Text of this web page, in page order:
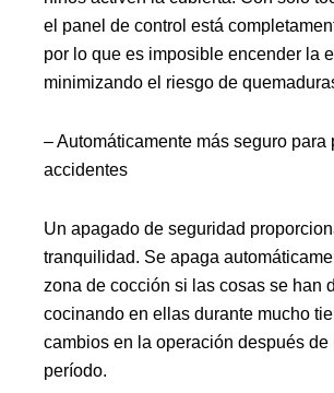
el panel de control está
por lo que es imposible encender la
minimizando el riesgo de
– Automáticamente más seguro para
accidentes
Un apagado de seguridad
tranquilidad. Se apaga
zona de cocción si las cosas se han
cocinando en ellas durante mucho
cambios en la operación después de
período.